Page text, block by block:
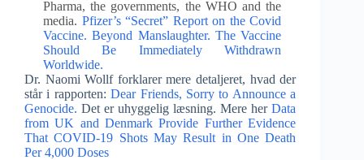
Pharma, the governments, the WHO and the
media. Pfizer’s “Secret” Report on the Covid
Vaccine. Beyond Manslaughter. The Vaccine
Should Be Immediately Withdrawn
Worldwide.
Dr. Naomi Wollf forklarer mere detaljeret, hvad der
står i rapporten:Dear Friends, Sorry to Announce a
Genocide. Det er uhyggelig læsning. Mere herData
from UK and Denmark Provide Further Evidence
That COVID-19 Shots May Result in One Death
Per 4,000 Doses